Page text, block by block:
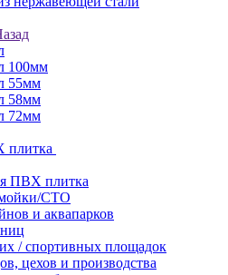
100мм
55мм
58мм
72мм
плитка
ПВХ плитка
СТО
и аквапарков
/ спортивных площадок
цехов и производства